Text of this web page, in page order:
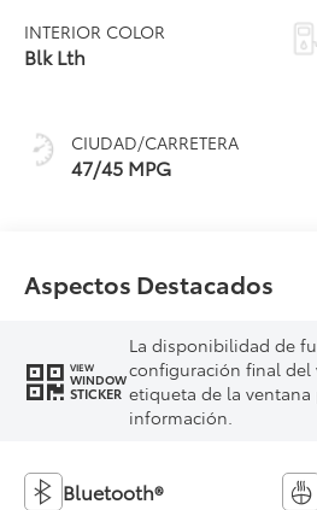
INTERIOR COLOR
Blk Lth
CIUDAD/CARRETERA
47/45 MPG
Aspectos Destacados
VIEW
WINDOW
STICKER
La disponibilidad de
configuración final
etiqueta de la ventana
información.
Bluetooth®